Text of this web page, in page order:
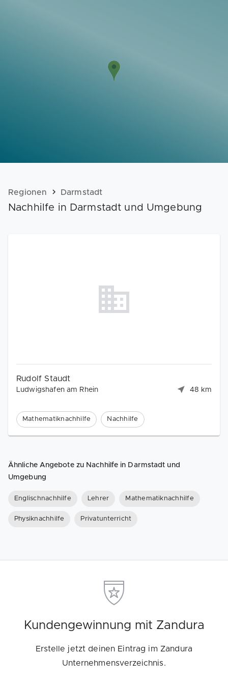
Webinare
Regionen Darmstadt
Nachhilfe in Darmstadt und Umgebung
Rudolf Staudt
Ludwigshafen am Rhein 48 km
Mathematiknachhilfe Nachhilfe
Ähnliche Angebote zu Nachhilfe in Darmstadt und
Umgebung
Englischnachhilfe Lehrer Mathematiknachhilfe
Physiknachhilfe Privatunterricht
Kundengewinnung mit Zandura
Erstelle jetzt deinen Eintrag im Zandura
Unternehmensverzeichnis.